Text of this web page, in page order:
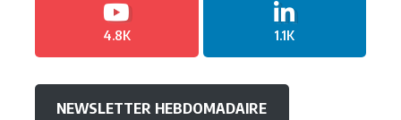
4.8K 1.1K
NEWSLETTER HEBDOMADAIRE